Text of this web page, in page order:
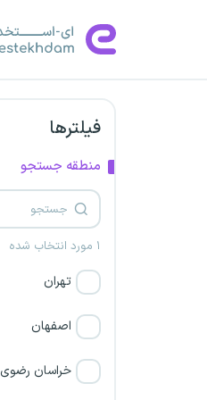
فیلترها
منطقه جستجو
۱ مورد انتخاب شده
تهران
اصفهان
خراسان رضوی